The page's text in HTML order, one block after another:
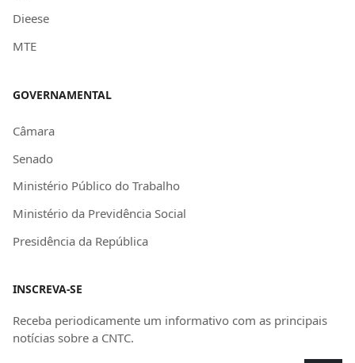
Dieese
MTE
GOVERNAMENTAL
Câmara
Senado
Ministério Público do Trabalho
Ministério da Previdência Social
Presidência da República
INSCREVA-SE
Receba periodicamente um informativo com as principais
notícias sobre a CNTC.